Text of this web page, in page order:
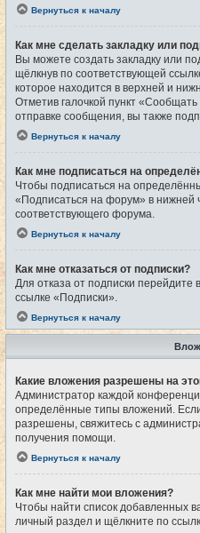
Вернуться к началу
Как мне сделать закладку или
Вы можете создать закладку или
щёлкнув по соответствующей
которое находится в верхней и
Отметив галочкой пункт
отправке сообщения, вы также
Вернуться к началу
Как мне подписаться на
Чтобы подписаться на
«Подписаться на форум» в нижней
соответствующего форума.
Вернуться к началу
Как мне отказаться от подписки?
Для отказа от подписки
ссылке «Подписки».
Вернуться к началу
Какие вложения разрешены на
Администратор каждой
определённые типы вложений.
разрешены, свяжитесь с
получения помощи.
Вернуться к началу
Как мне найти мои вложения?
Чтобы найти список добавленных
личный раздел и щёлкните по